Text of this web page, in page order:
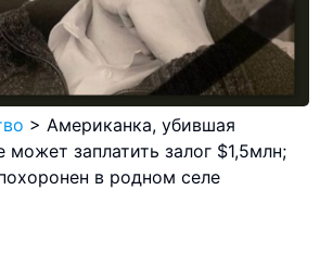
> Американка, убившая
может заплатить залог $1,5млн;
в родном селе